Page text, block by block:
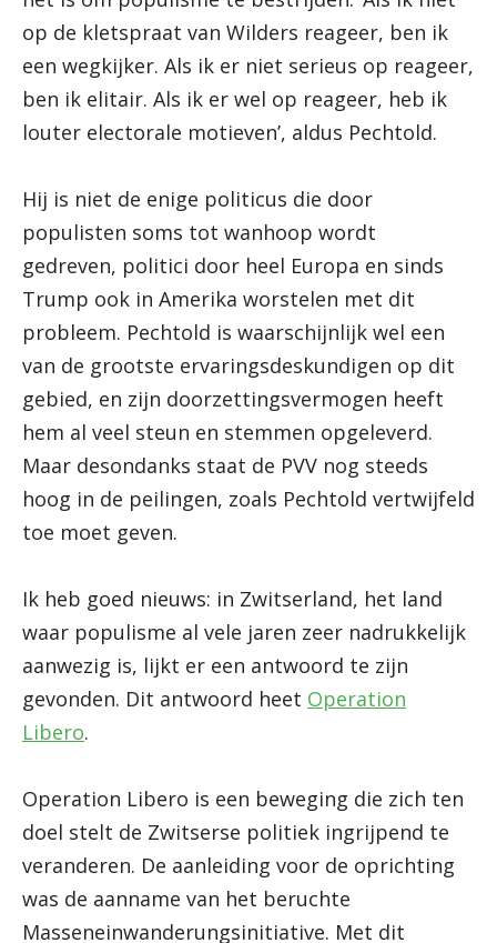
op de kletspraat van Wilders reageer, ben ik
een wegkijker. Als ik er niet serieus op reageer,
ben ik elitair. Als ik er wel op reageer, heb ik
louter electorale motieven’, aldus Pechtold.
Hij is niet de enige politicus die door
populisten soms tot wanhoop wordt
gedreven, politici door heel Europa en sinds
Trump ook in Amerika worstelen met dit
probleem. Pechtold is waarschijnlijk wel een
van de grootste ervaringsdeskundigen op dit
gebied, en zijn doorzettingsvermogen heeft
hem al veel steun en stemmen opgeleverd.
Maar desondanks staat de PVV nog steeds
hoog in de peilingen, zoals Pechtold vertwijfeld
toe moet geven.
Ik heb goed nieuws: in Zwitserland, het land
waar populisme al vele jaren zeer nadrukkelijk
aanwezig is, lijkt er een antwoord te zijn
gevonden. Dit antwoord heet Operation
Libero.
Operation Libero is een beweging die zich ten
doel stelt de Zwitserse politiek ingrijpend te
veranderen. De aanleiding voor de oprichting
was de aanname van het beruchte
Masseneinwanderungsinitiative. Met dit